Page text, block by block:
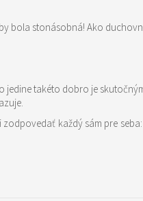
bola stonásobná! Ako
jedine takéto dobro je
každý sám pre